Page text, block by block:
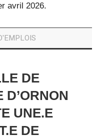
avril 2026.
DE
D’ORNON
UNE.E
DE